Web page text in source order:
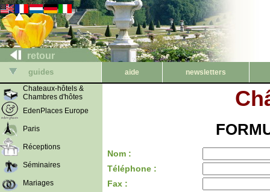
retour
guides aide
newsletters
Chateaux-hôtels &
Chambres d'hôtes
EdenPlaces Europe
Paris
Réceptions
Séminaires
Mariages
Nom :
Téléphone :
Fax :